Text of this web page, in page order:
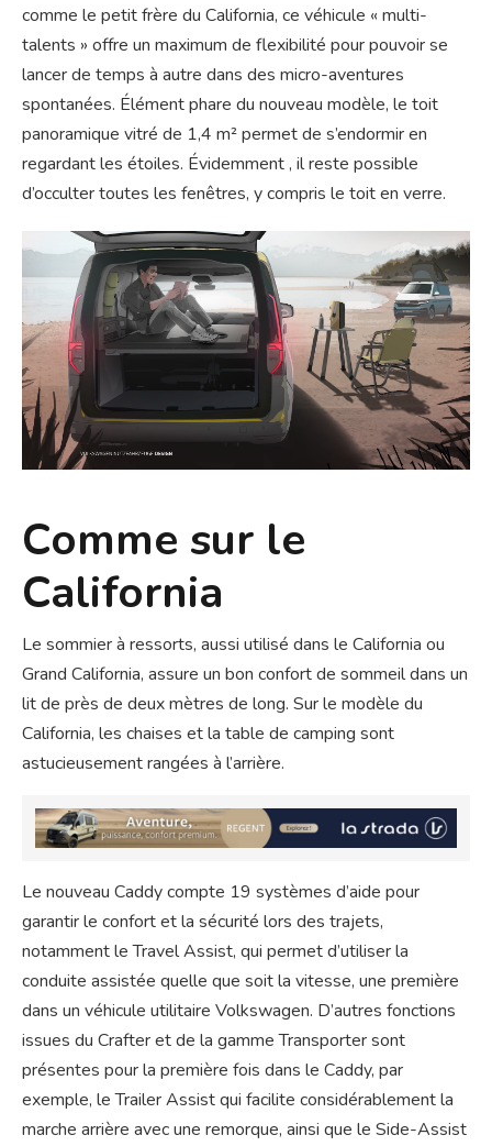
comme le petit frère du California, ce véhicule « multi-
talents » offre un maximum de flexibilité pour pouvoir se
lancer de temps à autre dans des micro-aventures
spontanées. Élément phare du nouveau modèle, le toit
panoramique vitré de 1,4 m² permet de s’endormir en
regardant les étoiles. Évidemment , il reste possible
d’occulter toutes les fenêtres, y compris le toit en verre.
Comme sur le
California
Le sommier à ressorts, aussi utilisé dans le California ou
Grand California, assure un bon confort de sommeil dans un
lit de près de deux mètres de long. Sur le modèle du
California, les chaises et la table de camping sont
astucieusement rangées à l’arrière.
Le nouveau Caddy compte 19 systèmes d’aide pour
garantir le confort et la sécurité lors des trajets,
notamment le Travel Assist, qui permet d’utiliser la
conduite assistée quelle que soit la vitesse, une première
dans un véhicule utilitaire Volkswagen. D’autres fonctions
issues du Crafter et de la gamme Transporter sont
présentes pour la première fois dans le Caddy, par
exemple, le Trailer Assist qui facilite considérablement la
marche arrière avec une remorque, ainsi que le Side-Assist